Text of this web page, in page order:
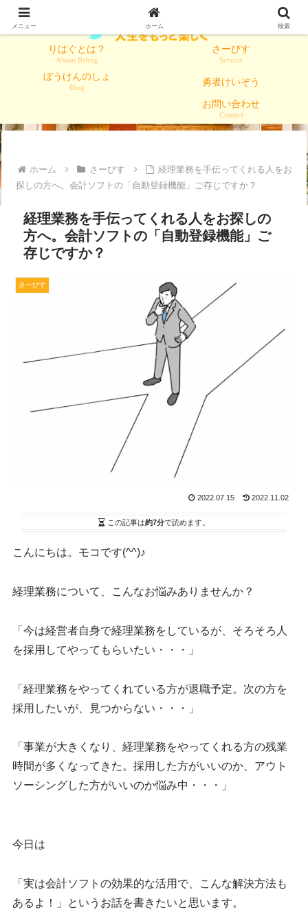
りはぐとは？
About Rehug
さーびす
Service
ぼうけんのしょ
Blog
勇者けいぞう
お問い合わせ
Contact
ホーム さーびす
経理業務を手伝ってくれる人をお
探しの方へ。会計ソフトの「自動登録機能」ご存じですか？
経理業務を手伝ってくれる人をお探しの
方へ。会計ソフトの「自動登録機能」ご
存じですか？
さーびす
2022.07.15 2022.11.02
この記事は約7分で読めます。
こんにちは。モコです(^^)♪
経理業務について、こんなお悩みありませんか？
「今は経営者自身で経理業務をしているが、そろそろ人
を採用してやってもらいたい・・・」
「経理業務をやってくれている方が退職予定。次の方を
採用したいが、見つからない・・・」
「事業が大きくなり、経理業務をやってくれる方の残業
時間が多くなってきた。採用した方がいいのか、アウト
ソーシングした方がいいのか悩み中・・・」
今日は
「実は会計ソフトの効果的な活用で、こんな解決方法も
あるよ！」というお話を書きたいと思います。
メニュー ホーム 検索